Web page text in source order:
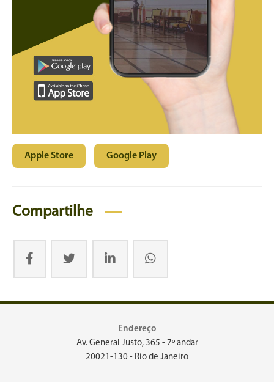
Apple Store Google Play
Compartilhe
Endereço
Av. General Justo, 365 - 7º andar
20021-130 - Rio de Janeiro